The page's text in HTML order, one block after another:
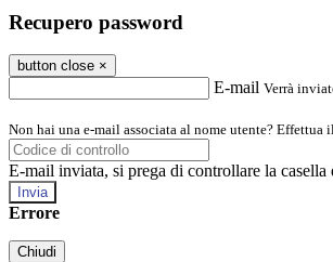
Recupero password
button close ×
E-mail Verrà
Non hai una e-mail associata al nome utente? Effettua
E-mail inviata, si prega di controllare la casella
Errore
Chiudi